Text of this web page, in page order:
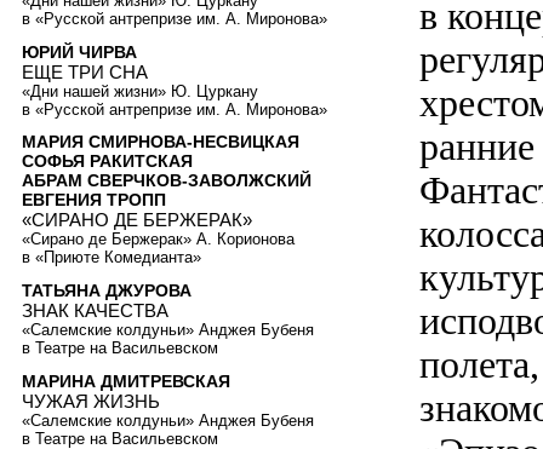
в
в «Русской антрепризе им. А. Миронова»
ЮРИЙ ЧИРВА
ЕЩЕ ТРИ СНА
«Дни нашей жизни» Ю. Цуркану
в «Русской антрепризе им. А. Миронова»
МАРИЯ СМИРНОВА-НЕСВИЦКАЯ
СОФЬЯ РАКИТСКАЯ
АБРАМ СВЕРЧКОВ-ЗАВОЛЖСКИЙ
ЕВГЕНИЯ ТРОПП
«СИРАНО ДЕ БЕРЖЕРАК»
«Сирано де Бержерак» А. Корионова
в «Приюте Комедианта»
ТАТЬЯНА ДЖУРОВА
ЗНАК КАЧЕСТВА
«Салемские колдуньи» Анджея Бубеня
в Театре на Васильевском
МАРИНА ДМИТРЕВСКАЯ
ЧУЖАЯ ЖИЗНЬ
«Салемские колдуньи» Анджея Бубеня
в Театре на Васильевском